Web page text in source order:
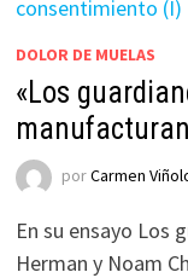
DOLOR DE MUELAS
«Los
porCarmen
En su ensayo Los
Herman y Noam